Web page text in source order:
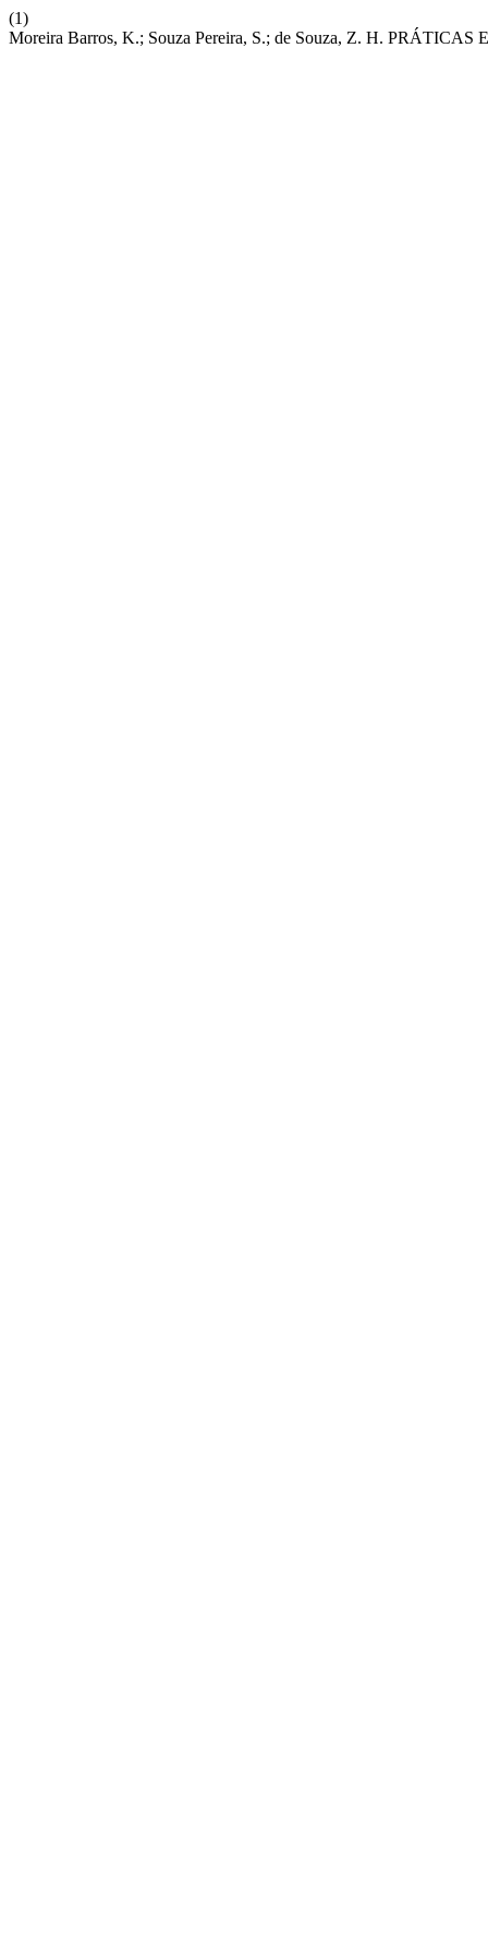
(1)
Moreira Barros, K.; Souza Pereira, S.; de Souza, Z. H.